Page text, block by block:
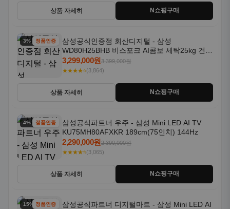
상품 자세히 N쇼핑구매
3% 할인정품인증
삼성공식인증점 회산디지털 - 삼성
WD80H25BHB 비스포크 AI콤보 세탁25kg 건조
18kg 26년형 일체형 1등급
3,299,000원3,399,000원
★★★★⭐(3,864)
상품 자세히 N쇼핑구매
4% 할인정품인증
삼성공식파트너 우주 - 삼성 Mini LED AI TV
KU75MH80AFXKR 189cm(75인치) 144Hz
2,290,000원2,390,000원
★★★★⭐(3,065)
상품 자세히 N쇼핑구매
15% 할인정품인증
삼성공식파트너 디지털마트 - 삼성 Mini LED AI